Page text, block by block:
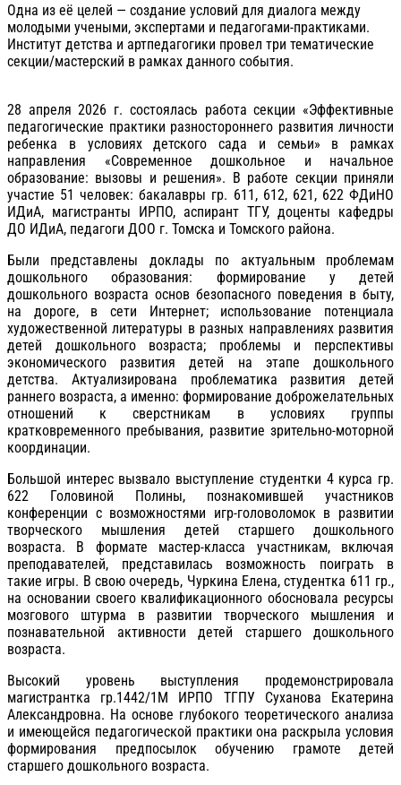
Одна из её целей — создание условий для диалога между
молодыми учеными, экспертами и педагогами-практиками.
Институт детства и артпедагогики провел три тематические
секции/мастерский в рамках данного события.
28 апреля 2026 г. состоялась работа секции «Эффективные
педагогические практики разностороннего развития личности
ребенка в условиях детского сада и семьи» в рамках
направления «Современное дошкольное и начальное
образование: вызовы и решения». В работе секции приняли
участие 51 человек: бакалавры гр. 611, 612, 621, 622 ФДиНО
ИДиА, магистранты ИРПО, аспирант ТГУ, доценты кафедры
ДО ИДиА, педагоги ДОО г. Томска и Томского района.
Были представлены доклады по актуальным проблемам
дошкольного образования: формирование у детей
дошкольного возраста основ безопасного поведения в быту,
на дороге, в сети Интернет; использование потенциала
художественной литературы в разных направлениях развития
детей дошкольного возраста; проблемы и перспективы
экономического развития детей на этапе дошкольного
детства. Актуализирована проблематика развития детей
раннего возраста, а именно: формирование доброжелательных
отношений к сверстникам в условиях группы
кратковременного пребывания, развитие зрительно-моторной
координации.
Большой интерес вызвало выступление студентки 4 курса гр.
622 Головиной Полины, познакомившей участников
конференции с возможностями игр-головоломок в развитии
творческого мышления детей старшего дошкольного
возраста. В формате мастер-класса участникам, включая
преподавателей, представилась возможность поиграть в
такие игры. В свою очередь, Чуркина Елена, студентка 611 гр.,
на основании своего квалификационного обосновала ресурсы
мозгового штурма в развитии творческого мышления и
познавательной активности детей старшего дошкольного
возраста.
Высокий уровень выступления продемонстрировала
магистрантка гр.1442/1М ИРПО ТГПУ Суханова Екатерина
Александровна. На основе глубокого теоретического анализа
и имеющейся педагогической практики она раскрыла условия
формирования предпосылок обучению грамоте детей
старшего дошкольного возраста.